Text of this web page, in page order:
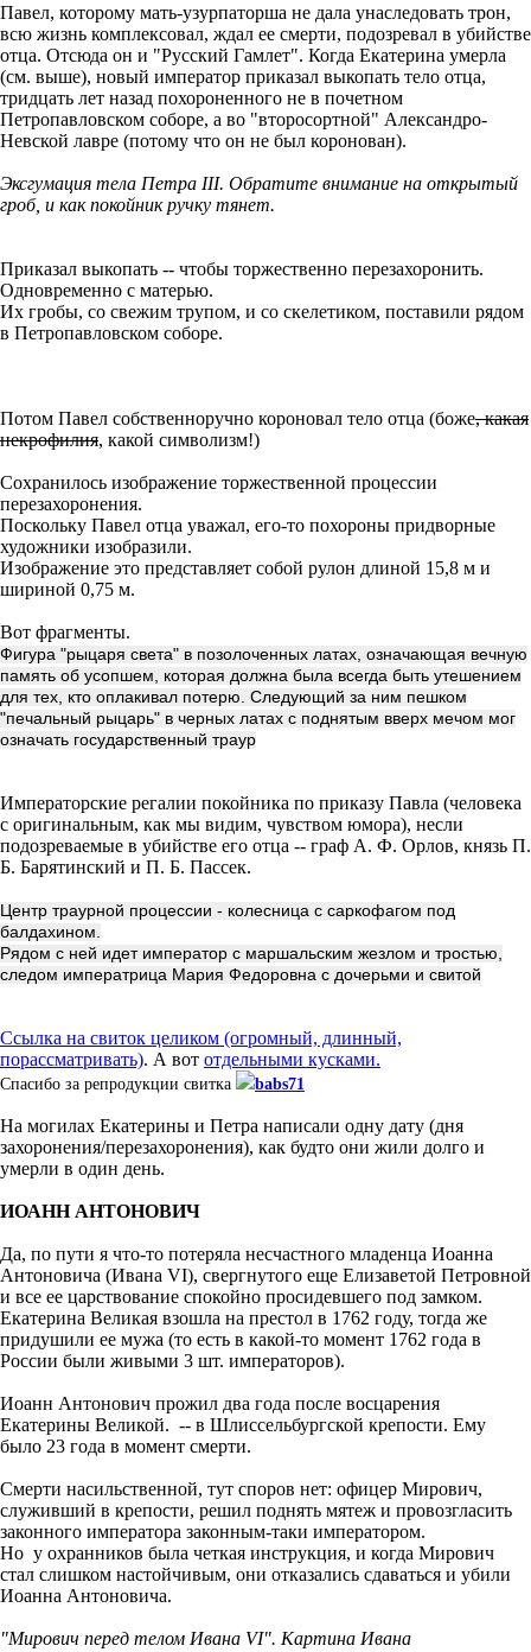
Павел, которому мать-узурпаторша не дала унаследовать трон,
всю жизнь комплексовал, ждал ее смерти, подозревал в убийстве
отца. Отсюда он и "Русский Гамлет". Когда Екатерина умерла
(см. выше), новый император приказал выкопать тело отца,
тридцать лет назад похороненного не в почетном
Петропавловском соборе, а во "второсортной" Александро-
Невской лавре (потому что он не был коронован).
Эксгумация тела Петра III. Обратите внимание на открытый
гроб, и как покойник ручку тянет.
Приказал выкопать -- чтобы торжественно перезахоронить.
Одновременно с матерью.
Их гробы, со свежим трупом, и со скелетиком, поставили рядом
в Петропавловском соборе.
Потом Павел собственноручно короновал тело отца (боже, какая
некрофилия, какой символизм!)
Сохранилось изображение торжественной процессии
перезахоронения.
Поскольку Павел отца уважал, его-то похороны придворные
художники изобразили.
Изображение это представляет собой рулон длиной 15,8 м и
шириной 0,75 м.
Вот фрагменты.
Фигура "рыцаря света" в позолоченных латах, означающая вечную
память об усопшем, которая должна была всегда быть утешением
для тех, кто оплакивал потерю. Следующий за ним пешком
"печальный рыцарь" в черных латах с поднятым вверх мечом мог
означать государственный траур
Императорские регалии покойника по приказу Павла (человека
с оригинальным, как мы видим, чувством юмора), несли
подозреваемые в убийстве его отца -- граф А. Ф. Орлов, князь П.
Б. Барятинский и П. Б. Пассек.
Центр траурной процессии - колесница с саркофагом под
балдахином.
Рядом с ней идет император с маршальским жезлом и тростью,
следом императрица Мария Федоровна с дочерьми и свитой
Ссылка на свиток целиком (огромный, длинный,
порассматривать). А вот отдельными кусками.
Спасибо за репродукции свитка babs71
На могилах Екатерины и Петра написали одну дату (дня
захоронения/перезахоронения), как будто они жили долго и
умерли в один день.
ИОАНН АНТОНОВИЧ
Да, по пути я что-то потеряла несчастного младенца Иоанна
Антоновича (Ивана VI), свергнутого еще Елизаветой Петровной
и все ее царствование спокойно просидевшего под замком.
Екатерина Великая взошла на престол в 1762 году, тогда же
придушили ее мужа (то есть в какой-то момент 1762 года в
России были живыми 3 шт. императоров).
Иоанн Антонович прожил два года после восцарения
Екатерины Великой. -- в Шлиссельбургской крепости. Ему
было 23 года в момент смерти.
Смерти насильственной, тут споров нет: офицер Мирович,
служивший в крепости, решил поднять мятеж и провозгласить
законного императора законным-таки императором.
Но у охранников была четкая инструкция, и когда Мирович
стал слишком настойчивым, они отказались сдаваться и убили
Иоанна Антоновича.
"Мирович перед телом Ивана VI". Картина Ивана